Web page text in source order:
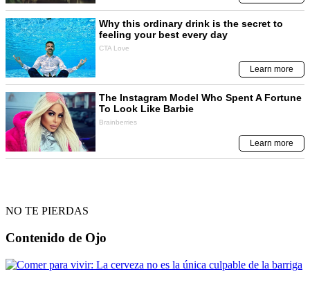
NO TE PIERDAS
Contenido de Ojo